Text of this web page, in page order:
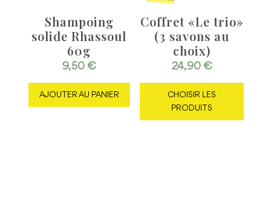
Shampoing
solide Rhassoul
60g
9,50 €
AJOUTER AU PANIER
Coffret «Le trio»
(3 savons au
choix)
24,90 €
CHOISIR LES
PRODUITS